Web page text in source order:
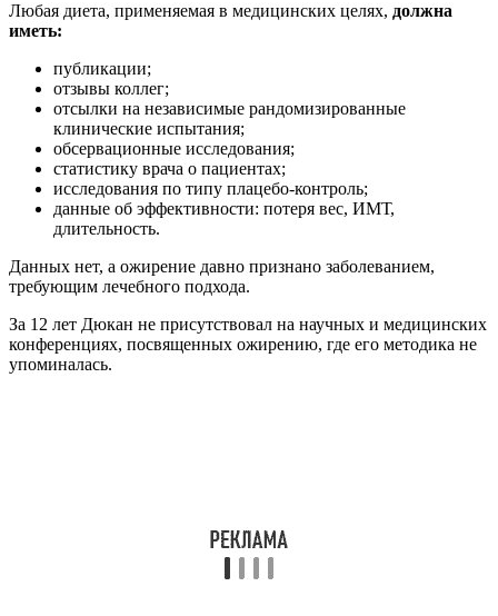
Любая диета, применяемая в медицинских целях, должна
иметь:
публикации;
отзывы коллег;
отсылки на независимые рандомизированные
клинические испытания;
обсервационные исследования;
статистику врача о пациентах;
исследования по типу плацебо-контроль;
данные об эффективности: потеря вес, ИМТ,
длительность.
Данных нет, а ожирение давно признано заболеванием,
требующим лечебного подхода.
За 12 лет Дюкан не присутствовал на научных и медицинских
конференциях, посвященных ожирению, где его методика не
упоминалась.